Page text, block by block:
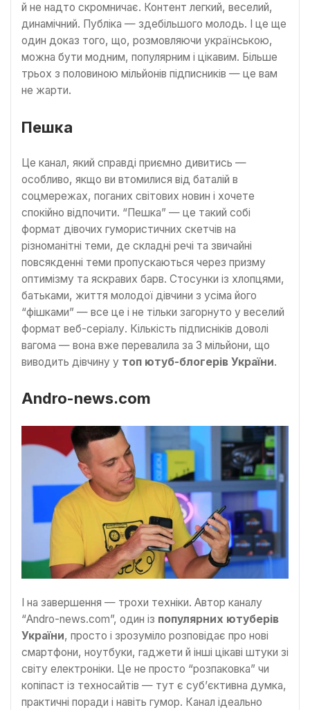
й не надто скромничає. Контент легкий, веселий,
динамічний. Публіка — здебільшого молодь. І це ще
один доказ того, що, розмовляючи українською,
можна бути модним, популярним і цікавим. Більше
трьох з половиною мільйонів підписників — це вам
не жарти.
Пешка
Це канал, який справді приємно дивитись —
особливо, якщо ви втомилися від баталій в
соцмережах, поганих світових новин і хочете
спокійно відпочити. “Пешка” — це такий собі
формат дівочих гумористичних скетчів на
різноманітні теми, де складні речі та звичайні
повсякденні теми пропускаються через призму
оптимізму та яскравих барв. Стосунки із хлопцями,
батьками, життя молодої дівчини з усіма його
“фішками” — все це і не тільки загорнуто у веселий
формат веб-серіалу. Кількість підписніків доволі
вагома — вона вже перевалила за 3 мільйони, що
виводить дівчину у топ ютуб-блогерів України.
Andro-news.com
І на завершення — трохи техніки. Автор каналу
“Andro-news.com”, один із популярних ютуберів
України, просто і зрозуміло розповідає про нові
смартфони, ноутбуки, гаджети й інші цікаві штуки зі
світу електроніки. Це не просто “розпаковка” чи
копіпаст із техносайтів — тут є суб’єктивна думка,
практичні поради і навіть гумор. Канал ідеально